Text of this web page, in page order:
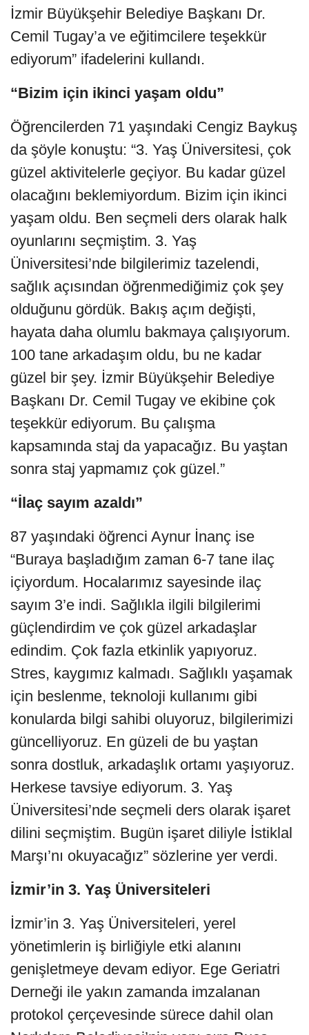
İzmir Büyükşehir Belediye Başkanı Dr.
Cemil Tugay’a ve eğitimcilere teşekkür
ediyorum” ifadelerini kullandı.
“Bizim için ikinci yaşam oldu”
Öğrencilerden 71 yaşındaki Cengiz Baykuş
da şöyle konuştu: “3. Yaş Üniversitesi, çok
güzel aktivitelerle geçiyor. Bu kadar güzel
olacağını beklemiyordum. Bizim için ikinci
yaşam oldu. Ben seçmeli ders olarak halk
oyunlarını seçmiştim. 3. Yaş
Üniversitesi’nde bilgilerimiz tazelendi,
sağlık açısından öğrenmediğimiz çok şey
olduğunu gördük. Bakış açım değişti,
hayata daha olumlu bakmaya çalışıyorum.
100 tane arkadaşım oldu, bu ne kadar
güzel bir şey. İzmir Büyükşehir Belediye
Başkanı Dr. Cemil Tugay ve ekibine çok
teşekkür ediyorum. Bu çalışma
kapsamında staj da yapacağız. Bu yaştan
sonra staj yapmamız çok güzel.”
“İlaç sayım azaldı”
87 yaşındaki öğrenci Aynur İnanç ise
“Buraya başladığım zaman 6-7 tane ilaç
içiyordum. Hocalarımız sayesinde ilaç
sayım 3’e indi. Sağlıkla ilgili bilgilerimi
güçlendirdim ve çok güzel arkadaşlar
edindim. Çok fazla etkinlik yapıyoruz.
Stres, kaygımız kalmadı. Sağlıklı yaşamak
için beslenme, teknoloji kullanımı gibi
konularda bilgi sahibi oluyoruz, bilgilerimizi
güncelliyoruz. En güzeli de bu yaştan
sonra dostluk, arkadaşlık ortamı yaşıyoruz.
Herkese tavsiye ediyorum. 3. Yaş
Üniversitesi’nde seçmeli ders olarak işaret
dilini seçmiştim. Bugün işaret diliyle İstiklal
Marşı’nı okuyacağız” sözlerine yer verdi.
İzmir’in 3. Yaş Üniversiteleri
İzmir’in 3. Yaş Üniversiteleri, yerel
yönetimlerin iş birliğiyle etki alanını
genişletmeye devam ediyor. Ege Geriatri
Derneği ile yakın zamanda imzalanan
protokol çerçevesinde sürece dahil olan